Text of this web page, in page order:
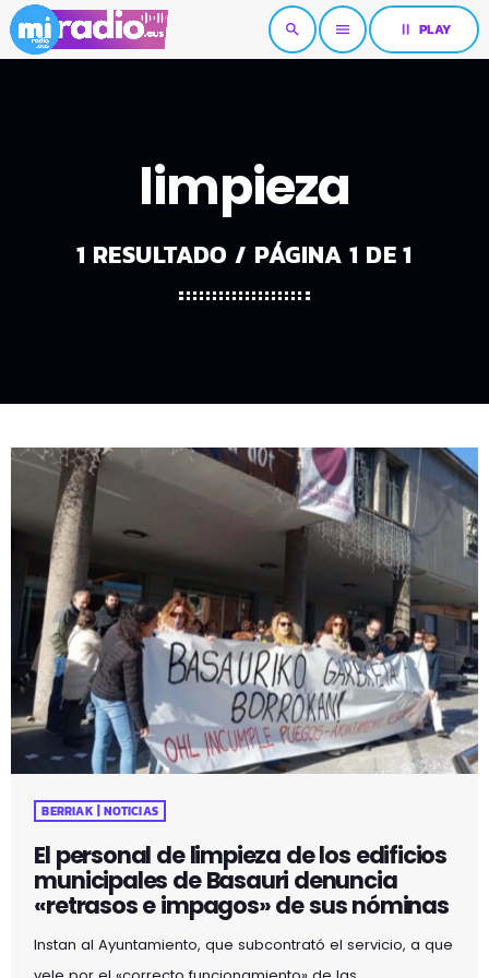
search menu pause PLAY
limpieza
1 RESULTADO / PÁGINA 1 DE 1
BERRIAK | NOTICIAS
El personal de limpieza de los edificios
municipales de Basauri denuncia
«retrasos e impagos» de sus nóminas
Instan al Ayuntamiento, que subcontrató el servicio, a que